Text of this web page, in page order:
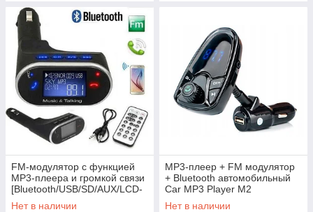
FM-модулятор с функцией
MP3-плеера и громкой связи
[Bluetooth/USB/SD/AUX/LCD-
дисплей]
Нет в наличии
MP3-плеер + FM модулятор
+ Bluetooth автомобильный
Car MP3 Player M2
Нет в наличии